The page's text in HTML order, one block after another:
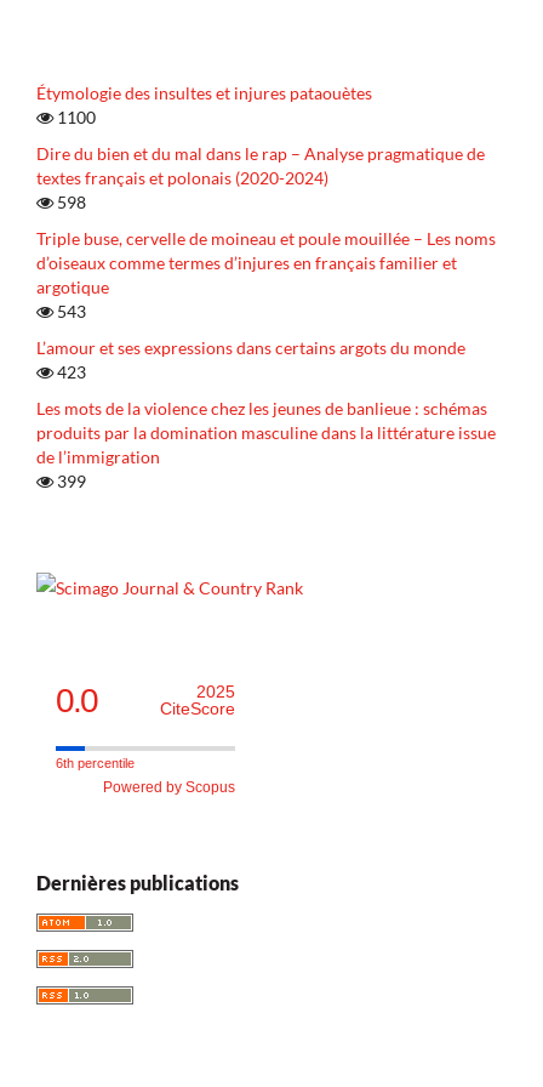
Étymologie des insultes et injures pataouètes
1100
Dire du bien et du mal dans le rap – Analyse pragmatique de
textes français et polonais (2020-2024)
598
Triple buse, cervelle de moineau et poule mouillée – Les noms
d’oiseaux comme termes d’injures en français familier et
argotique
543
L’amour et ses expressions dans certains argots du monde
423
Les mots de la violence chez les jeunes de banlieue : schémas
produits par la domination masculine dans la littérature issue
de l’immigration
399
0.0
2025
CiteScore
6th percentile
Powered by Scopus
Dernières publications